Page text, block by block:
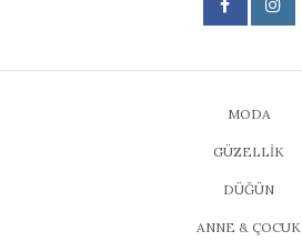
MODA
GÜZELLİK
DÜĞÜN
ANNE & ÇOCUK